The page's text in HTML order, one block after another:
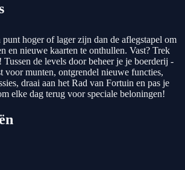
punt hoger of lager zijn dan de aflegstapel om
en nieuwe kaarten te onthullen. Vast? Trek
Tussen de levels door beheer je je boerderij -
voor munten, ontgrendel nieuwe functies,
draai aan het Rad van Fortuin en pas je
elke dag terug voor speciale beloningen!